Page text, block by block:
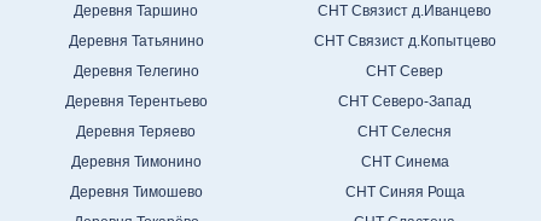
Деревня Таршино
Деревня Татьянино
Деревня Телегино
Деревня Терентьево
Деревня Теряево
Деревня Тимонино
Деревня Тимошево
СНТ Связист д.Иванцево
СНТ Связист д.Копытцево
СНТ Север
СНТ Северо-Запад
СНТ Селесня
СНТ Синема
СНТ Синяя Роща